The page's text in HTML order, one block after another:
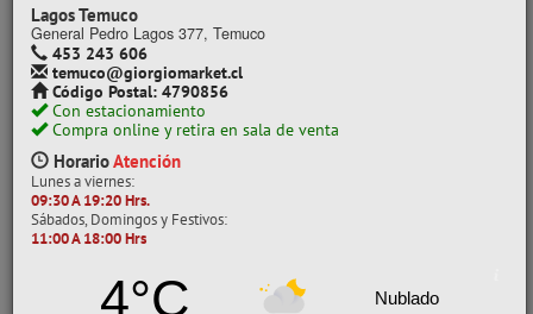
Lagos Temuco
General Pedro Lagos 377, Temuco
453 243 606
temuco@giorgiomarket.cl
Código Postal: 4790856
Con estacionamiento
Compra online y retira en sala de venta
HorarioAtención
Lunes a viernes:
09:30 A 19:20 Hrs.
Sábados, Domingos y Festivos:
11:00 A 18:00 Hrs
4°C Nublado
CARTÓN MICROCORRUGADO
CARTULINA
CARTULINA DOBLE FAZ
CARTULINA ESPAÑOLA
CARTULINA FLUORESCENTE
CARTULINA GOFRADA
CARTULINA METALIZADA
CARTULINA OPALINA
PAPEL ARROZ